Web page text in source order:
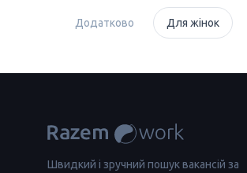
Додатково Для жінок
Швидкий і зручний пошук вакансій за